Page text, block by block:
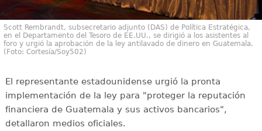
Scott Rembrandt, subsecretario adjunto (DAS) de Política Estratégica,
en el Departamento del Tesoro de EE.UU., se dirigió a los asistentes al
foro y urgió la aprobación de la ley antilavado de dinero en Guatemala.
(Foto: Cortesía/Soy502)
El representante estadounidense urgió la pronta
implementación de la ley para "proteger la reputación
financiera de Guatemala y sus activos bancarios",
detallaron medios oficiales.